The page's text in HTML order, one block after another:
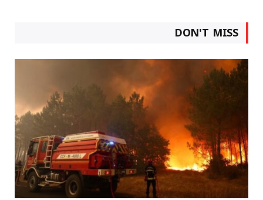
DON'T MISS